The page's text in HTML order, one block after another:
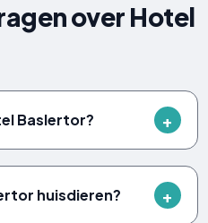
over Hotel
Baslertor?
huisdieren?